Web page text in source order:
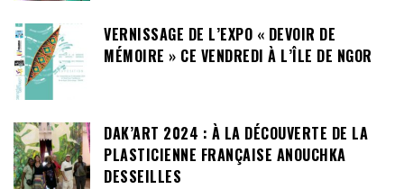
VERNISSAGE DE L’EXPO « DEVOIR DE
MÉMOIRE » CE VENDREDI À L’ÎLE DE NGOR
DAK’ART 2024 : À LA DÉCOUVERTE DE LA
PLASTICIENNE FRANÇAISE ANOUCHKA
DESSEILLES